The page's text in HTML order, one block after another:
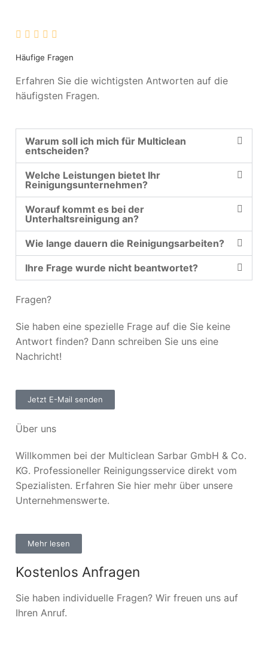
Häufige Fragen
Erfahren Sie die wichtigsten Antworten auf die
häufigsten Fragen.
Warum soll ich mich für Multiclean
entscheiden?
Welche Leistungen bietet Ihr
Reinigungsunternehmen?
Worauf kommt es bei der
Unterhaltsreinigung an?
Wie lange dauern die Reinigungsarbeiten?
Ihre Frage wurde nicht beantwortet?
Fragen?
Sie haben eine spezielle Frage auf die Sie keine
Antwort finden? Dann schreiben Sie uns eine
Nachricht!
Jetzt E-Mail senden
Über uns
Willkommen bei der Multiclean Sarbar GmbH & Co.
KG. Professioneller Reinigungsservice direkt vom
Spezialisten. Erfahren Sie hier mehr über unsere
Unternehmenswerte.
Mehr lesen
Kostenlos Anfragen
Sie haben individuelle Fragen? Wir freuen uns auf
Ihren Anruf.